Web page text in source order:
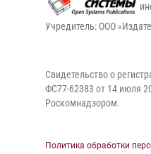
Учредитель: ООО
Свидетельство о
ФС77-62383 от 14 июля
Роскомнадзором.
Политика обработки